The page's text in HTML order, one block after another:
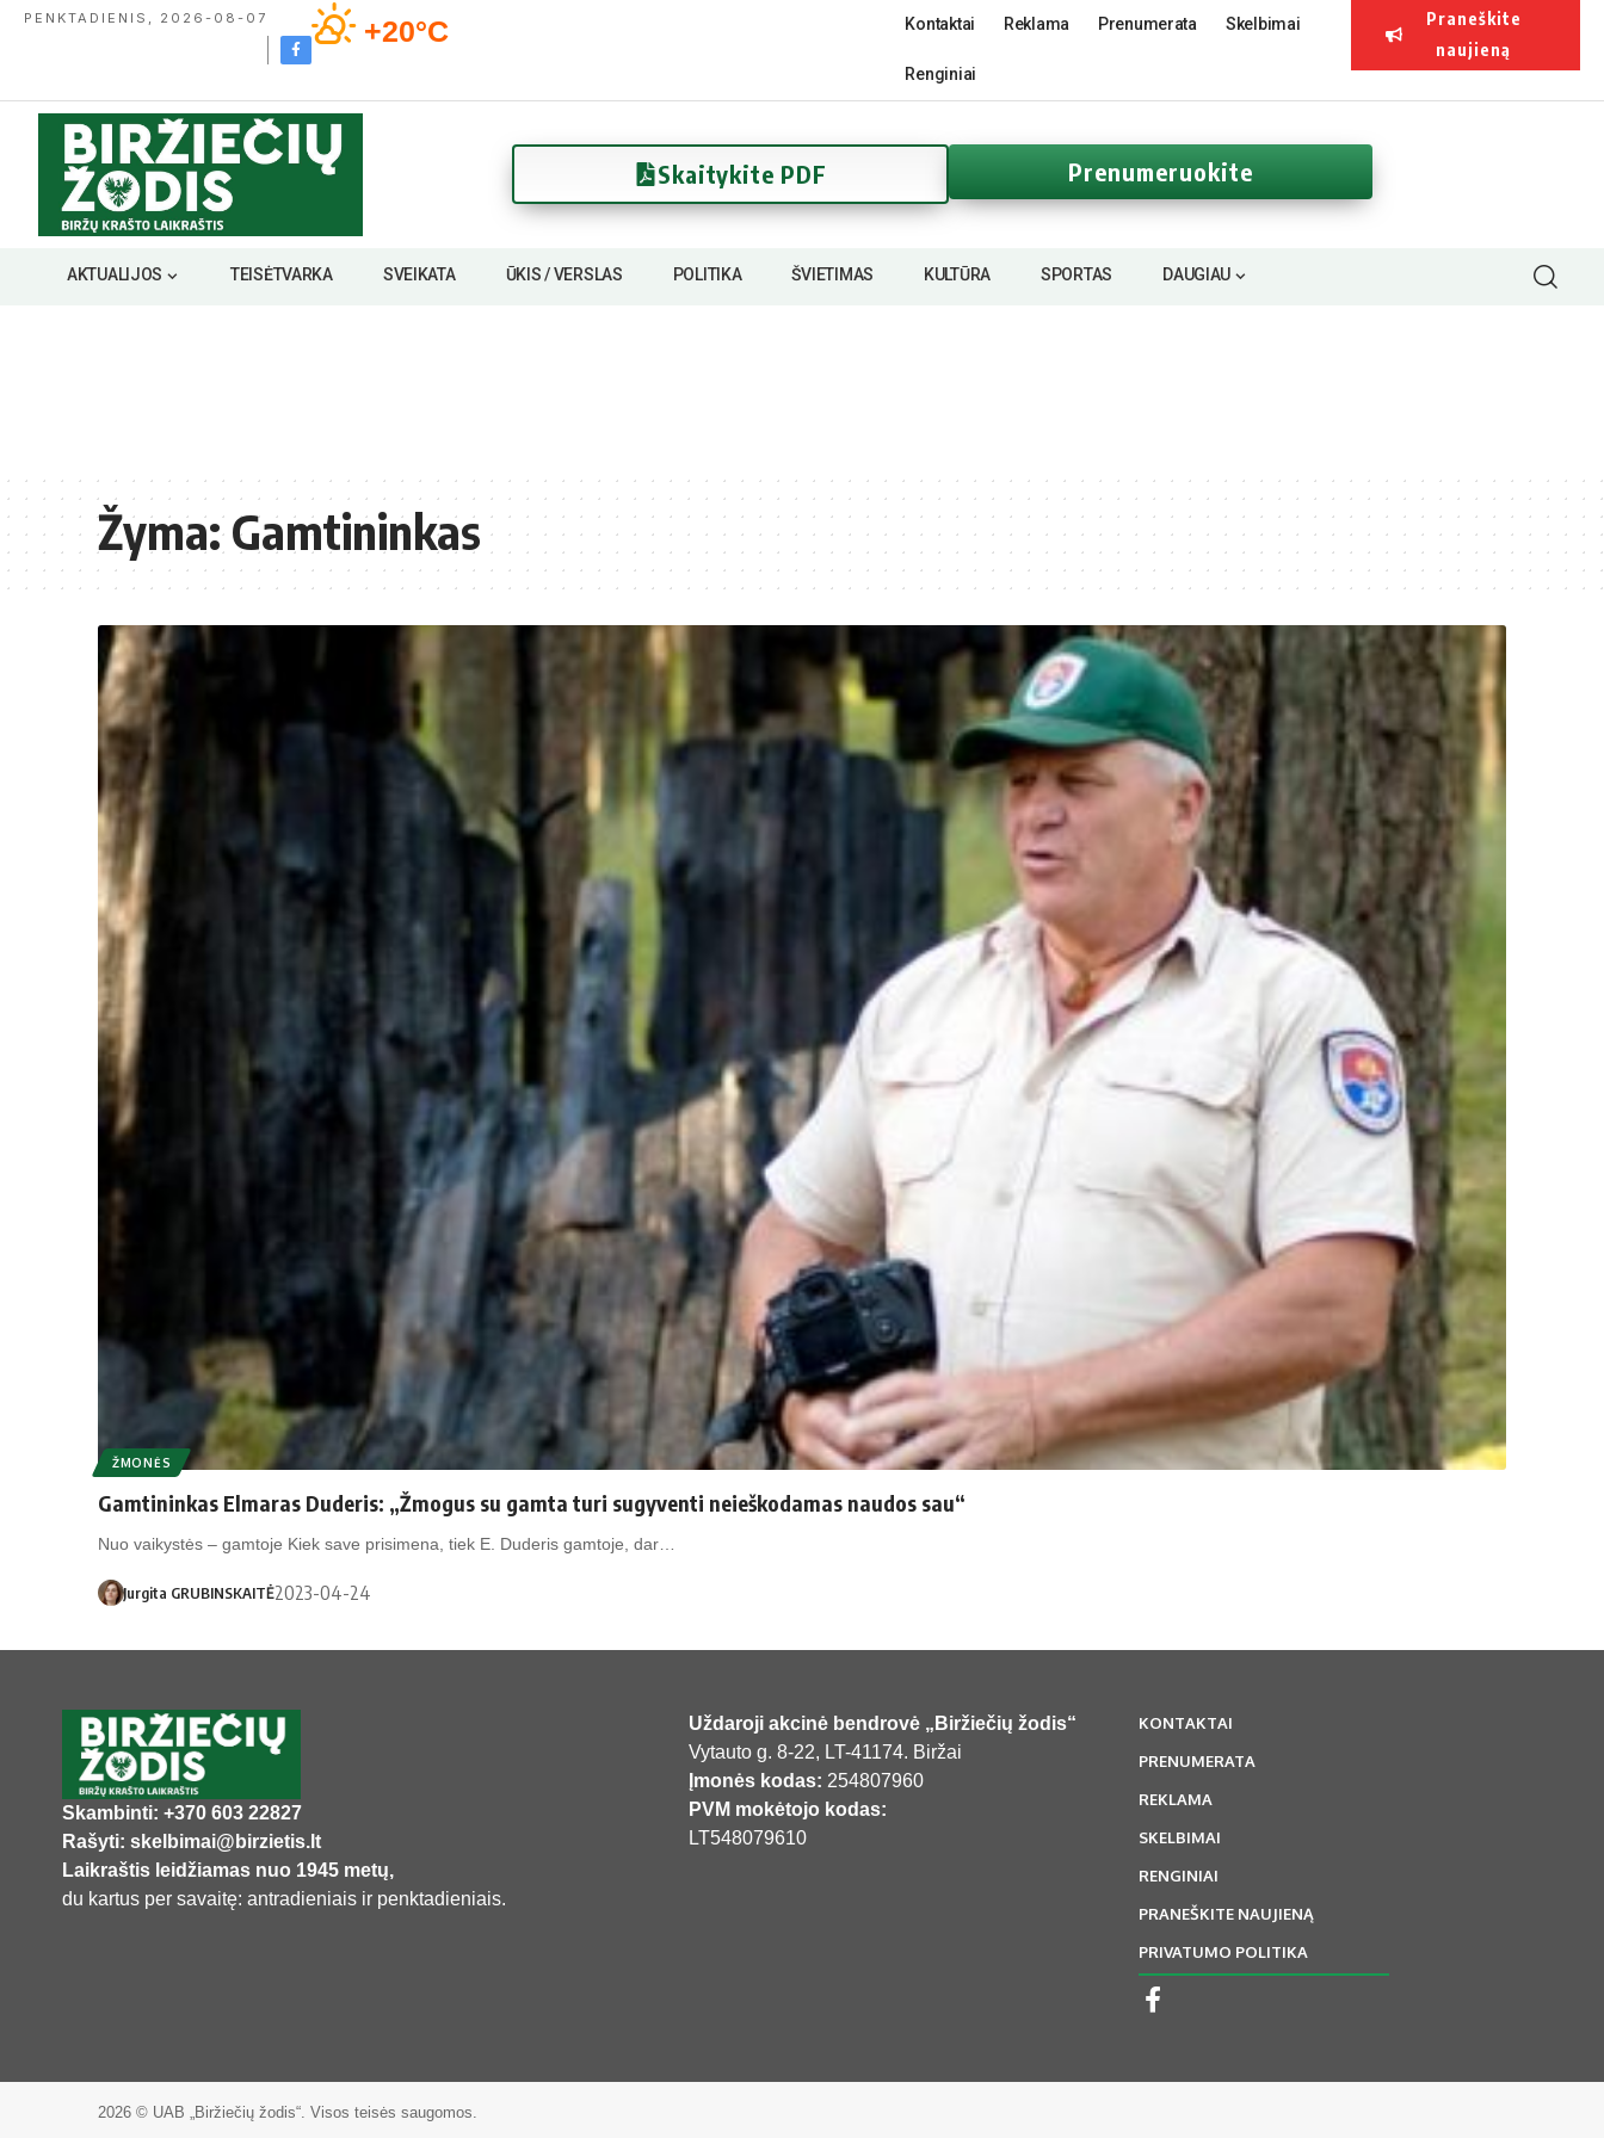
PENKTADIENIS, 2026-08-07 +20°C Kontaktai Reklama Prenumerata Skelbimai
Renginiai
Praneškite
naujieną
Skaitykite PDF Prenumeruokite
AKTUALIJOS TEISĖTVARKA SVEIKATA ŪKIS / VERSLAS POLITIKA ŠVIETIMAS KULTŪRA SPORTAS DAUGIAU
Žyma:Gamtininkas
ŽMONĖS
Gamtininkas Elmaras Duderis: „Žmogus su gamta turi sugyventi neieškodamas naudos sau“
Nuo vaikystės – gamtoje Kiek save prisimena, tiek E. Duderis gamtoje, dar…
Jurgita GRUBINSKAITĖ2023-04-24
Skambinti: +370 603 22827
Rašyti: skelbimai@birzietis.lt
Laikraštis leidžiamas nuo 1945 metų,
du kartus per savaitę: antradieniais ir penktadieniais.
Uždaroji akcinė bendrovė „Biržiečių žodis“
Vytauto g. 8-22, LT-41174. Biržai
Įmonės kodas: 254807960
PVM mokėtojo kodas:
LT548079610
KONTAKTAI
PRENUMERATA
REKLAMA
SKELBIMAI
RENGINIAI
PRANEŠKITE NAUJIENĄ
PRIVATUMO POLITIKA
2026 © UAB „Biržiečių žodis“. Visos teisės saugomos.